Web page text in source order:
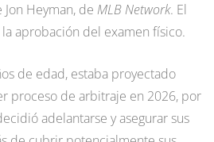
Heyman, de MLB Network. El
aprobación del examen físico.
de edad, estaba proyectado
proceso de arbitraje en 2026, por
adelantarse y asegurar sus